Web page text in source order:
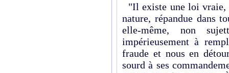
"Il existe une loi vraie,
nature, répandue dans
elle-même, non
impérieusement à
fraude et nous en
sourd à ses